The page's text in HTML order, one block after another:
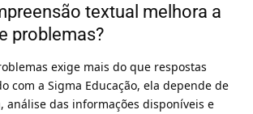
textual melhora a
problemas?
exige mais do que respostas
com a Sigma Educação, ela depende de
análise das informações disponíveis e